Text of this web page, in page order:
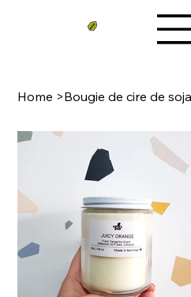
Home >Bougie de cire de